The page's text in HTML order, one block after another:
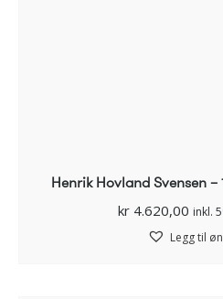
Henrik Hovland Svensen –
kr 4.620,00 inkl.
Legg til